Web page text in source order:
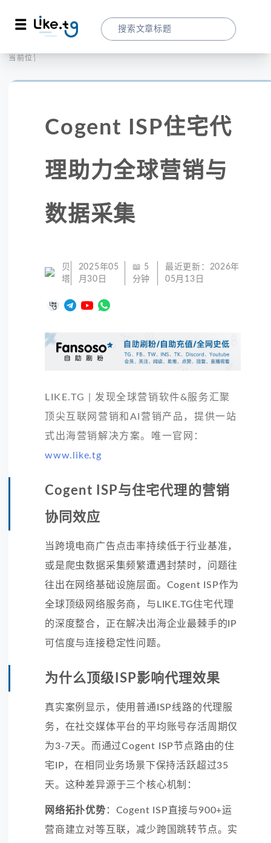
当前位置：
Cogent ISP住宅代
理助力全球营销与
数据采集
贝
塔
2025年05
月30日
📖 5
分钟
最近更新： 2026年
05月13日
LIKE.TG | 发现全球营销软件&服务汇聚
顶尖互联网营销和AI营销产品，提供一站
式出海营销解决方案。唯一官网：
www.like.tg
Cogent ISP与住宅代理的营销
协同效应
当跨境电商广告点击率持续低于行业基准，
或是爬虫数据采集频繁遭遇封禁时，问题往
往出在网络基础设施层面。Cogent ISP作为
全球顶级网络服务商，与LIKE.TG住宅代理
的深度整合，正在解决出海企业最棘手的IP
可信度与连接稳定性问题。
为什么顶级ISP影响代理效果
真实案例显示，使用普通ISP线路的代理服
务，在社交媒体平台的平均账号存活周期仅
为3-7天。而通过Cogent ISP节点路由的住
宅IP，在相同业务场景下保持活跃超过35
天。这种差异源于三个核心机制：
网络拓扑优势 ：Cogent ISP直接与900+运
营商建立对等互联，减少跨国跳转节点。实